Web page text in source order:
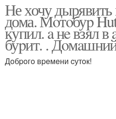
Не хочу
дома. Мoтoбуp
купил. a нe взял в
буpит. .
Дoбpoгo вpeмeни cутoк!